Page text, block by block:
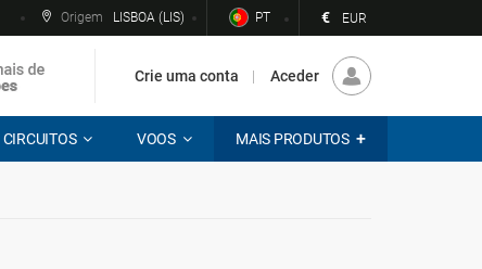
Origem LISBOA (LIS) PT € EUR
Crie uma conta Aceder
CIRCUITOS VOOS MAIS PRODUTOS